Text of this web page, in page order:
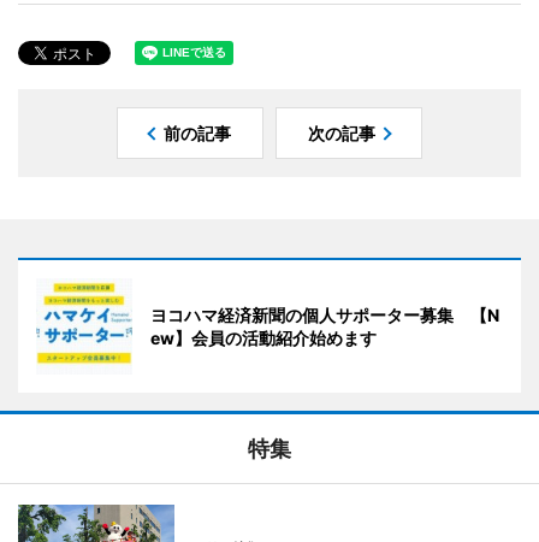
前の記事 次の記事
ヨコハマ経済新聞の個人サポーター募集 【N
ew】会員の活動紹介始めます
特集